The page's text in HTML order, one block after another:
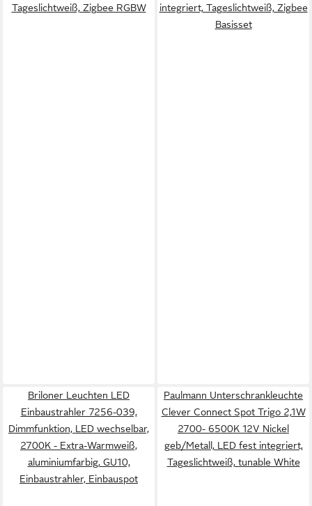
Tageslichtweiß, Zigbee RGBW
integriert, Tageslichtweiß, Zigbee
Basisset
Briloner Leuchten LED
Einbaustrahler 7256-039,
Dimmfunktion, LED wechselbar,
2700K - Extra-Warmweiß,
aluminiumfarbig, GU10,
Einbaustrahler, Einbauspot
Paulmann Unterschrankleuchte
Clever Connect Spot Trigo 2,1W
2700- 6500K 12V Nickel
geb/Metall, LED fest integriert,
Tageslichtweiß, tunable White